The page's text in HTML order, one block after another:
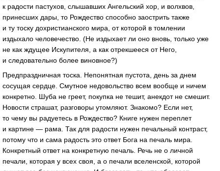
к радости пастухов, слышавших Ангельский хор, и волхвов,
принесших дары, то Рождество способно заострить также
и ту тоску дохристианского мира, от которой в томлении
издыхало человечество. (Не издыхает ли оно вновь, только уже
не как ждущее Искупителя, а как отрекшееся от Него,
и следовательно более виновное?)
Предпраздничная тоска. Непонятная пустота, день за днем
сосущая сердце. Смутное недовольство всем вообще и ничем
конкретно. Шуба не греет, покупка не тешит, анекдот не смешит.
Новости страшат, разговоры утомляют. Знакомо? Если нет,
то чему вы радуетесь в Рождество? Книге нужен переплет
и картине — рама. Так для радости нужен печальный контраст,
потому что и сама радость это ответ Бога на печаль мира.
Конкретный ответ на конкретную печаль. Речь не о личной
печали, которая у всех своя, а о печали вселенской, которой